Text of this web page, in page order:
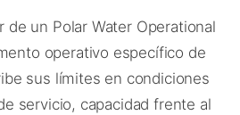
de un Polar Water Operational
operativo específico de
sus límites en condiciones
servicio, capacidad frente al